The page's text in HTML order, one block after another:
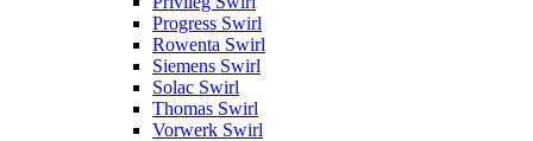
Progress Swirl
Rowenta Swirl
Siemens Swirl
Solac Swirl
Thomas Swirl
Vorwerk Swirl